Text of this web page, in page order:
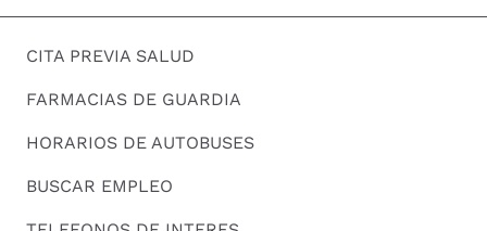
CITA PREVIA SALUD
FARMACIAS DE GUARDIA
HORARIOS DE AUTOBUSES
BUSCAR EMPLEO